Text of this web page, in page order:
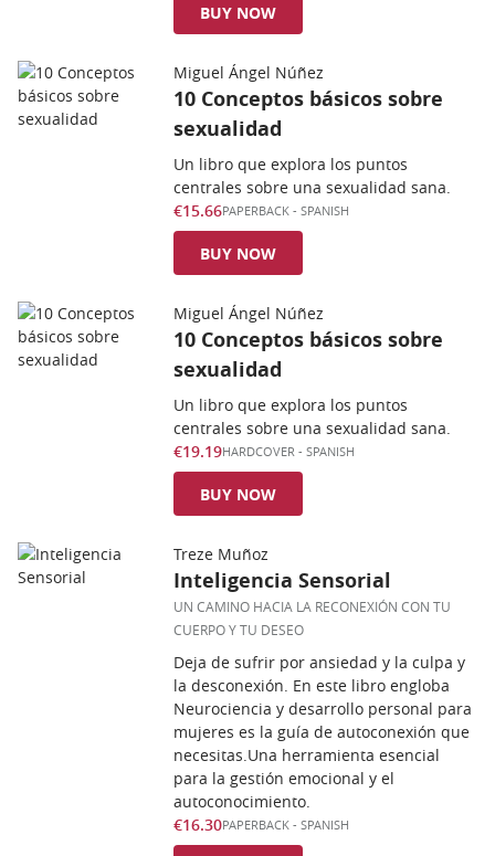
BUY NOW
Miguel Ángel Núñez
10 Conceptos básicos sobre
sexualidad
Un libro que explora los puntos
centrales sobre una sexualidad sana.
€15.66PAPERBACK - SPANISH
BUY NOW
Miguel Ángel Núñez
10 Conceptos básicos sobre
sexualidad
Un libro que explora los puntos
centrales sobre una sexualidad sana.
€19.19HARDCOVER - SPANISH
BUY NOW
Treze Muñoz
Inteligencia Sensorial
UN CAMINO HACIA LA RECONEXIÓN CON TU
CUERPO Y TU DESEO
Deja de sufrir por ansiedad y la culpa y
la desconexión. En este libro engloba
Neurociencia y desarrollo personal para
mujeres es la guía de autoconexión que
necesitas.Una herramienta esencial
para la gestión emocional y el
autoconocimiento.
€16.30PAPERBACK - SPANISH